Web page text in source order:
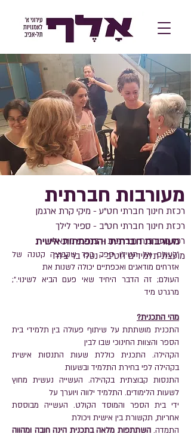
מעורבות חברתית
מעורבות חברתית והתפתחות אישית
"לעולם אל תטילו ספק בכך שקבוצה קטנה של
אזרחים מודאגים ואכפתיים יכולה לשנות את
העולם; זה הדבר היחיד שאי פעם הביא לשינוי.";
מרגרט מיד
מהי התכנית?
התכנית מושתתת על שיתוף פעולה בין תלמידי בית
הספר והצוות החינוכי שבו לבין
הקהילה. התכנית כוללת שעות התנסות אישית
בקהילה לפי בחירת התלמיד ובשעות
התנסות קבוצתית בקהילה. העשייה נעשית מחוץ
לשעות הלימודים. התלמיד ילווה ויוערך על
ידי בית הספר והמוסד הקולט. העשייה מבוססת
אחריות, תקשורת בין אישית ויכולת
התמדה.השתתפות מלאה בתכנית הינה חובה ומהווה
רכזת חינוך חברתי חט"ע - מיקי קרת ארגמן
רכזת חינוך חברתי חט"ב - ספיר לילך
רכז מעורבות חברתית - ברהמי מיכאלי
מועצת תלמידים חט"ב - נטלי בר צלח